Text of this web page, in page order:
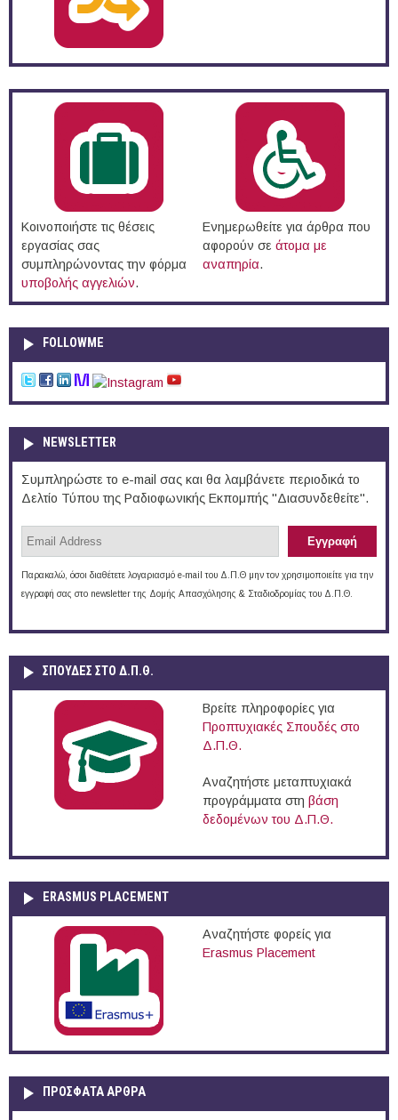
Κοινοποιήστε τις θέσεις
εργασίας σας
συμπληρώνοντας την φόρμα
υποβολής αγγελιών.
Ενημερωθείτε για άρθρα που
αφορούν σε άτομα με
αναπηρία.
FOLLOWME
NEWSLETTER
Συμπληρώστε το e-mail σας και θα λαμβάνετε περιοδικά το
Δελτίο Τύπου της Ραδιοφωνικής Εκπομπής "Διασυνδεθείτε".
Παρακαλώ, όσοι διαθέτετε λογαριασμό e-mail του Δ.Π.Θ μην τον χρησιμοποιείτε για την
εγγραφή σας στο newsletter της Δομής Απασχόλησης & Σταδιοδρομίας του Δ.Π.Θ.
ΣΠΟΥΔΈΣ ΣΤΟ Δ.Π.Θ.
Βρείτε πληροφορίες για
Προπτυχιακές Σπουδές στο
Δ.Π.Θ.
Αναζητήστε μεταπτυχιακά
προγράμματα στη βάση
δεδομένων του Δ.Π.Θ.
ERASMUS PLACEMENT
Αναζητήστε φορείς για
Erasmus Placement
ΠΡOΣΦΑΤΑ AΡΘΡΑ